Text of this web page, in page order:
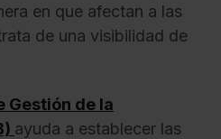
en que afectan a las
de una visibilidad de
Gestión de la
ayuda a establecer las